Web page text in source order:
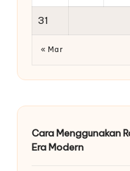
31
« Mar
Cara Menggunakan
Era Modern